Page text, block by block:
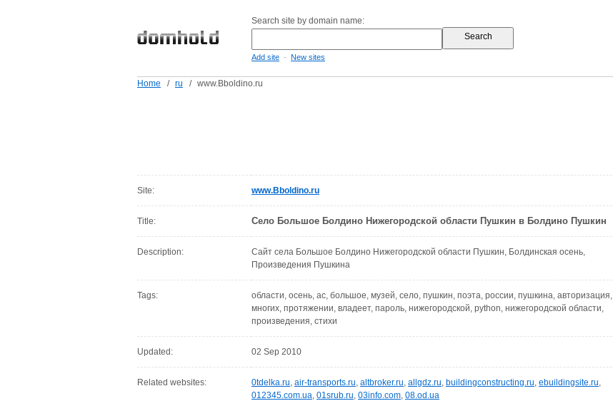
Search site by domain name:
Add site - New sites
Home / ru / www.Bboldino.ru
Site: www.Bboldino.ru
Title: Cело Большое Болдино Нижегородской области Пушкин в Болдино Пушкин
Description:
Сайт села Большое Болдино Нижегородской области Пушкин, Болдинская осень,
Произведения Пушкина
Tags:
области, осень, ас, большое, музей, село, пушкин, поэта, россии, пушкина, авторизация,
многих, протяжении, владеет, пароль, нижегородской, python, нижегородской области,
произведения, стихи
Updated: 02 Sep 2010
Related websites: 0tdelka.ru, air-transports.ru, altbroker.ru, allgdz.ru, buildingconstructing.ru, ebuildingsite.ru,
012345.com.ua, 01srub.ru, 03info.com, 08.od.ua